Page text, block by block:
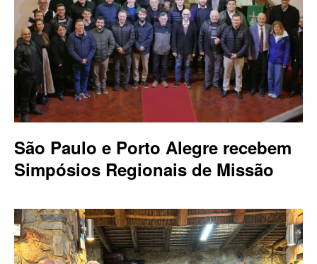
São Paulo e Porto Alegre recebem
Simpósios Regionais de Missão